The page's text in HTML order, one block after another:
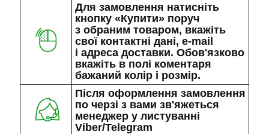
Для замовлення натисніть
кнопку «Купити» поруч
з обраним товаром, вкажіть
свої контактні дані, e-mail
і адреса доставки. Обов'язково
вкажіть в полі коментаря
бажаний колір і розмір.
Після оформлення замовлення
по черзі з вами зв'яжеться
менеджер у листуванні
Viber/Telegram